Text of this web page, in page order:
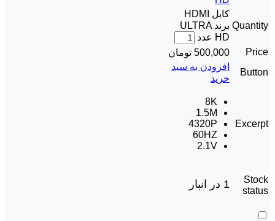
Quantity
کابل HDMI
برند ULTRA
HD عدد
Price
500,000 تومان
Button
افزودن به سبد
خرید
Excerpt
8K
1.5M
4320P
60HZ
2.1V
Stock
status
1 در انبار